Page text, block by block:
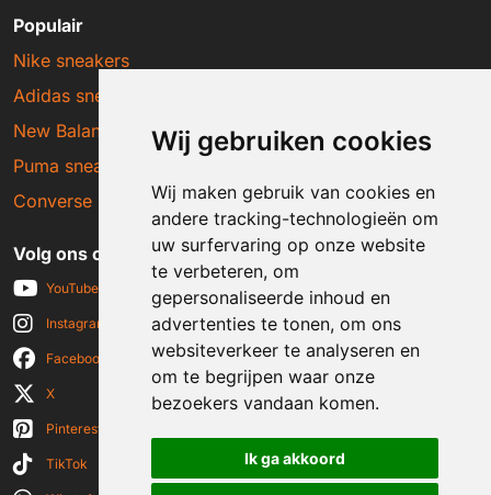
Wij gebruiken cookies
Wij maken gebruik van cookies en
andere tracking-technologieën om
uw surfervaring op onze website
te verbeteren, om
gepersonaliseerde inhoud en
advertenties te tonen, om ons
websiteverkeer te analyseren en
om te begrijpen waar onze
bezoekers vandaan komen.
Ik ga akkoord
Populair
Nike sneakers
Adidas sneakers
New Balance sneakers
Puma sneakers
Converse sneakers
Volg ons op social media
YouTube
Instagram
Facebook
X
Pinterest
TikTok